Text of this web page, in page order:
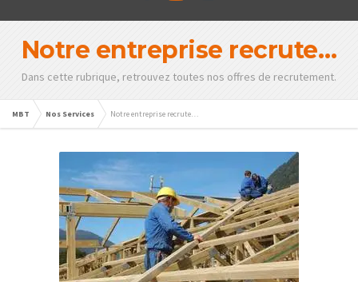
Notre entreprise recrute…
Dans cette rubrique, retrouvez toutes nos offres de recrutement.
MBT Nos Services Notre entreprise recrute…